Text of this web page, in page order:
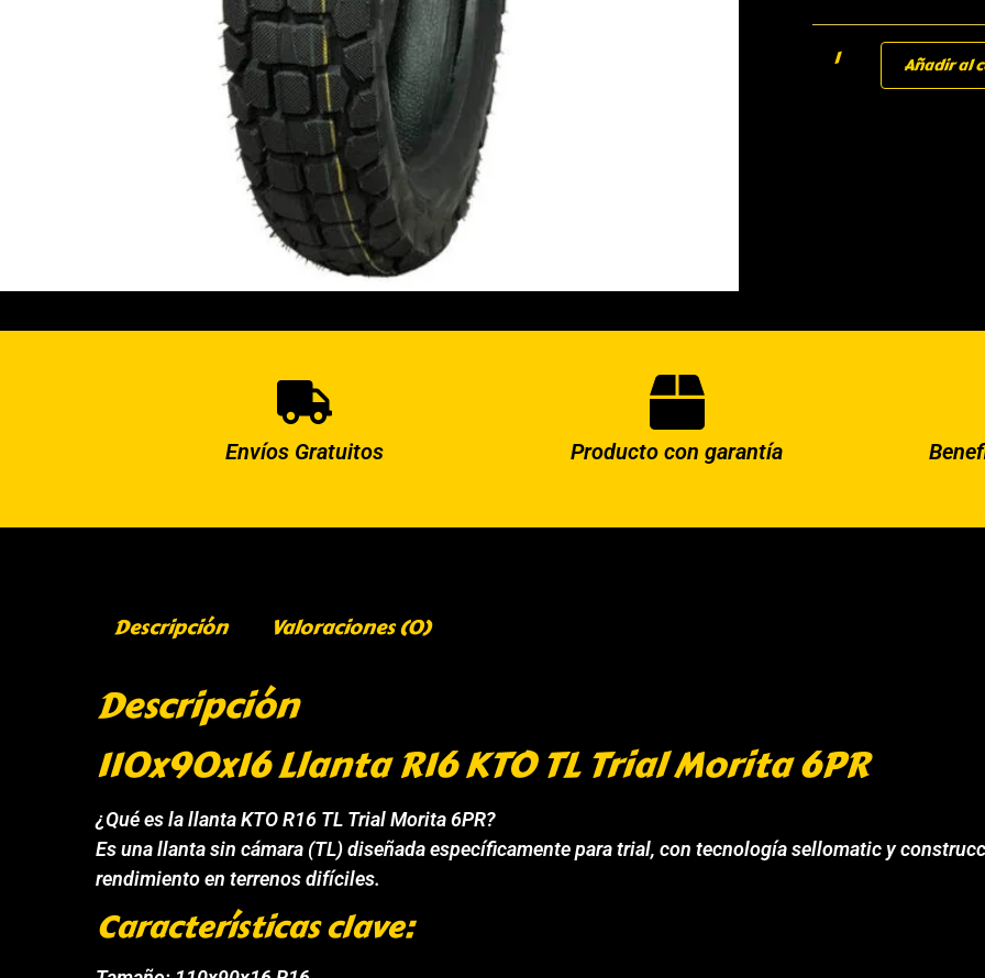
Añadir al
Envíos Gratuitos Producto con garantía
Descripción Valoraciones (0)
Descripción
110x90x16 Llanta R16 KTO TL Trial Morita 6PR
¿Qué es la llanta KTO R16 TL Trial Morita 6PR?
Es una llanta sin cámara (TL) diseñada específicamente para trial, con tecnología sellomatic y
rendimiento en terrenos difíciles.
Características clave: